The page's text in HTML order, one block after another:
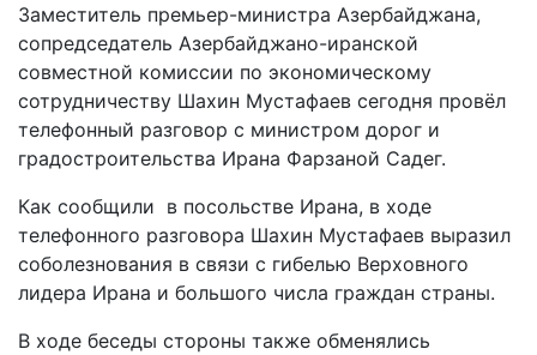
Заместитель премьер-министра Азербайджана,
сопредседатель Азербайджано-иранской
совместной комиссии по экономическому
сотрудничеству Шахин Мустафаев сегодня провёл
телефонный разговор с министром дорог и
градостроительства Ирана Фарзаной Садег.
Как сообщили в посольстве Ирана, в ходе
телефонного разговора Шахин Мустафаев выразил
соболезнования в связи с гибелью Верховного
лидера Ирана и большого числа граждан страны.
В ходе беседы стороны также обменялись